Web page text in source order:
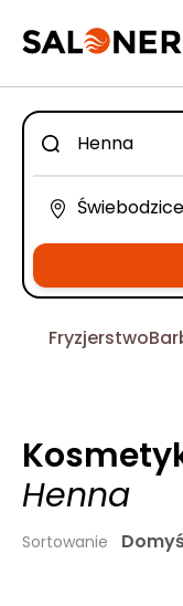
Fryzjerstwo
Henna
Sortowanie